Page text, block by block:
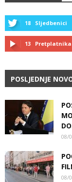
18 Sljedbenici
13 Pretplatnika
POSLJEDNJE
08/
08/